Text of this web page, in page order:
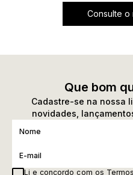
Consulte o
Que bom
Cadastre-se na nossa
novidades,
Li e concordo com os